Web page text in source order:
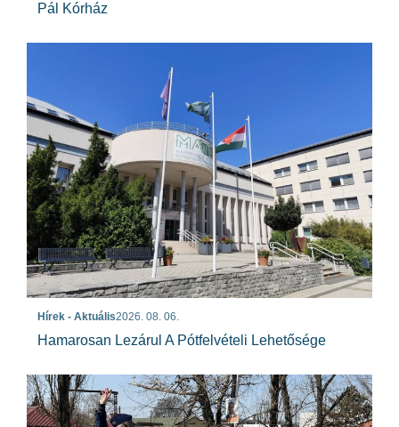
Pál Kórház
Hírek - Aktuális2026. 08. 06.
Hamarosan Lezárul A Pótfelvételi Lehetősége